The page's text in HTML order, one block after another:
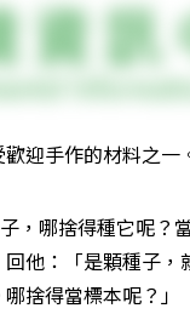
迎手作的材料之一
，哪捨得種它呢？
他：「是顆種子，
捨得當標本呢？」